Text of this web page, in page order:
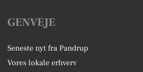
GENVEJE
Seneste nyt fra Pandrup
Vores lokale erhverv